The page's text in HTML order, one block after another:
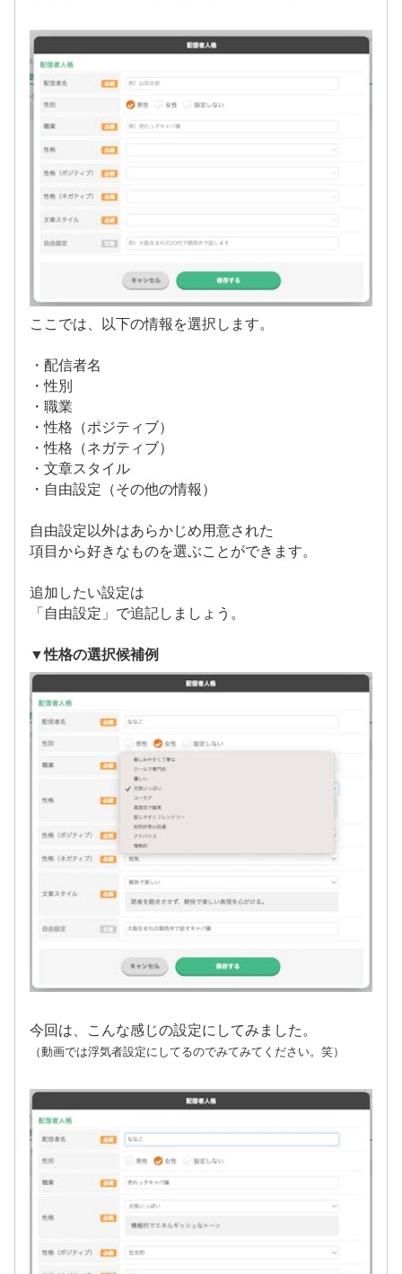
ここでは、以下の情報を選択します。
・配信者名
・性別
・職業
・性格（ポジティブ）
・性格（ネガティブ）
・文章スタイル
・自由設定（その他の情報）
自由設定以外はあらかじめ用意された
項目から好きなものを選ぶことができます。
追加したい設定は
「自由設定」で追記しましょう。
▼性格の選択候補例
今回は、こんな感じの設定にしてみました。
（動画では浮気者設定にしてるのでみてみてください。笑）